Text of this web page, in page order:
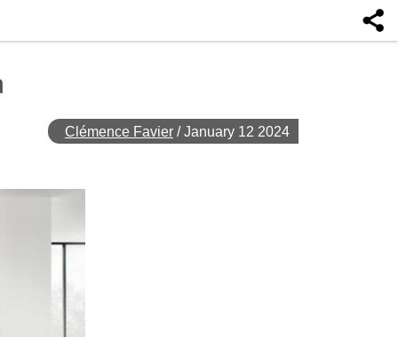
Clémence Favier /January 12 2024